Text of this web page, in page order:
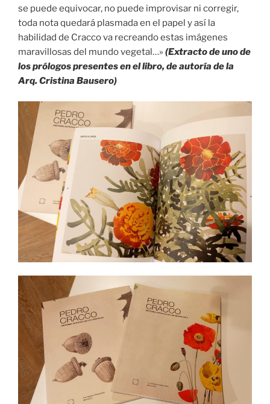
se puede equivocar, no puede improvisar ni corregir,
toda nota quedará plasmada en el papel y así la
habilidad de Cracco va recreando estas imágenes
maravillosas del mundo vegetal…» (Extracto de uno de
losprólogos presentes en el libro, de autoría de la
Arq. Cristina Bausero)